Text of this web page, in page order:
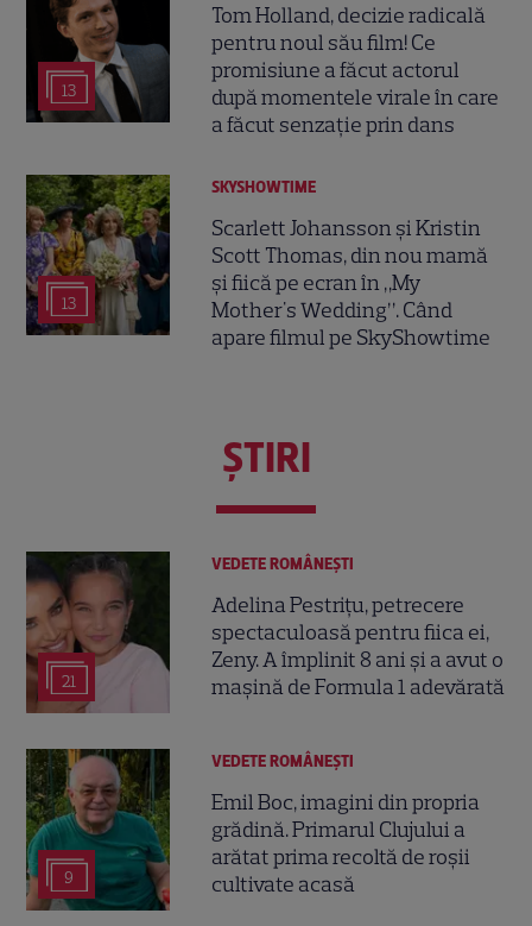
13
Tom Holland, decizie radicală
pentru noul său film! Ce
promisiune a făcut actorul
după momentele virale în care
a făcut senzație prin dans
13
SKYSHOWTIME
Scarlett Johansson și Kristin
Scott Thomas, din nou mamă
și fiică pe ecran în „My
Mother's Wedding”. Când
apare filmul pe SkyShowtime
ŞTIRI
21
VEDETE ROMÂNEŞTI
Adelina Pestrițu, petrecere
spectaculoasă pentru fiica ei,
Zeny. A împlinit 8 ani și a avut o
mașină de Formula 1 adevărată
9
VEDETE ROMÂNEŞTI
Emil Boc, imagini din propria
grădină. Primarul Clujului a
arătat prima recoltă de roșii
cultivate acasă